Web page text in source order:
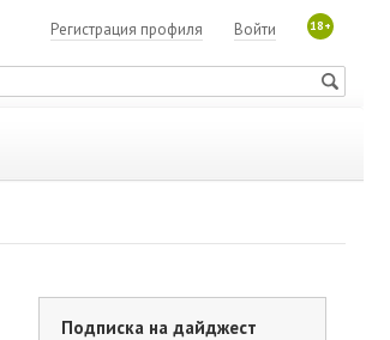
18+
Войти
Регистрация профиля
Подписка на дайджест